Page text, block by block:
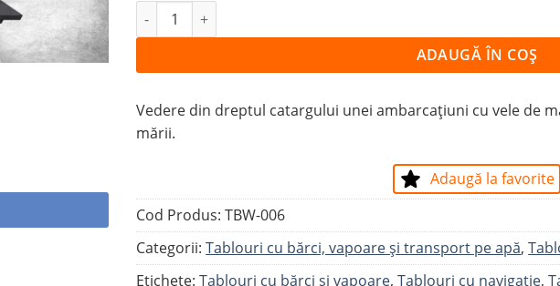
Cantitate Tablou YACHT CU VELE ÎN LARGUL MĂRII
ADAUGĂ ÎN COȘ
Vedere din dreptul catargului unei ambarcațiuni cu vele de
mării.
Adaugă la favorite
Cod Produs:TBW-006
Categorii:Tablouri cu bărci, vapoare și transport pe apă,
Etichete:Tablouri cu bărci și vapoare,Tablouri cu navigație,